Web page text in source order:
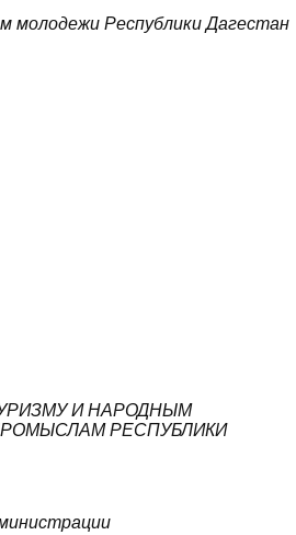
молодежи Республики Дагестан
И НАРОДНЫМ
РЕСПУБЛИКИ